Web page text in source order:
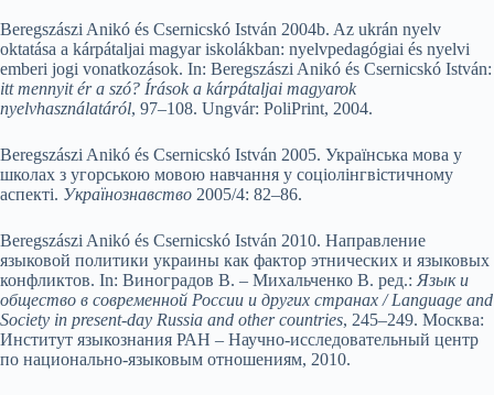
Beregszászi Anikó és Csernicskó István 2004b. Az ukrán nyelv
oktatása a kárpátaljai magyar iskolákban: nyelvpedagógiai és nyelvi
emberi jogi vonatkozások. In: Beregszászi Anikó és Csernicskó István:
itt mennyit ér a szó? Írások a kárpátaljai magyarok
nyelvhasználatáról, 97–108. Ungvár: PoliPrint, 2004.
Beregszászi Anikó és Csernicskó István 2005. Українська мова у
школах з угорською мовою навчання у соціолінгвістич­ному
аспекті. Українознавство 2005/4: 82–86.
Beregszászi Anikó és Csernicskó István 2010. Направление
языковой политики украины как фактор этнических и языковых
конфликтов. In: Виноградов В. – Михальченко В. ред.: Язык и
общество в современной России и других странах / Language and
Society in present-day Russia and other countries, 245–249. Москва:
Институт языкознания РАН – Научно-исследовательный центр
по национально-языковым отношениям, 2010.